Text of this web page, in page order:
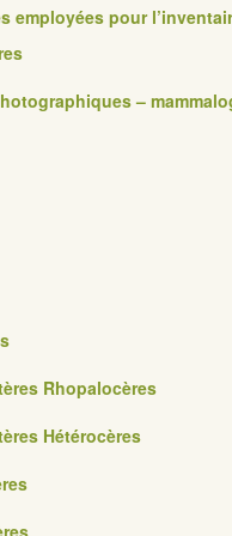
employées pour
–
Rhopalocères
Hétérocères